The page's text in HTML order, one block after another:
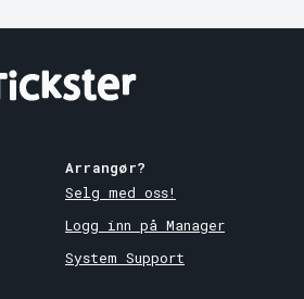
Arrangør?
Selg med oss!
Logg inn på Manager
System Support